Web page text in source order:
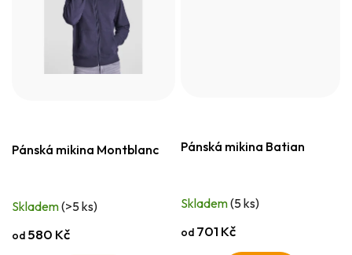
Pánská mikina Montblanc
Skladem(>5 ks)
od 580 Kč
Pánská mikina Batian
Skladem(5 ks)
od 701 Kč